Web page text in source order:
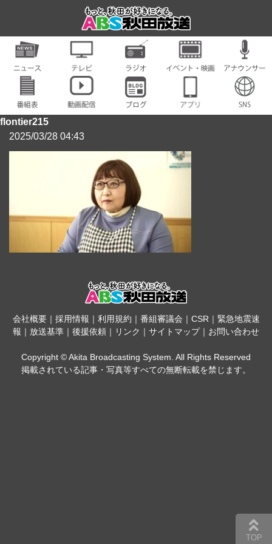
flontier215
2025/03/28 04:43
会社概要｜ 採用情報 ｜ 利用規約 ｜ 番組審議会 ｜ CSR｜ 緊急地震速
報 ｜ 放送基準 ｜ 後援依頼 ｜ リンク ｜ サイトマップ｜ お問い合わせ
Copyright © Akita Broadcasting System. All Rights Reserved
掲載されている記事・写真等すべての無断転載を禁じます。